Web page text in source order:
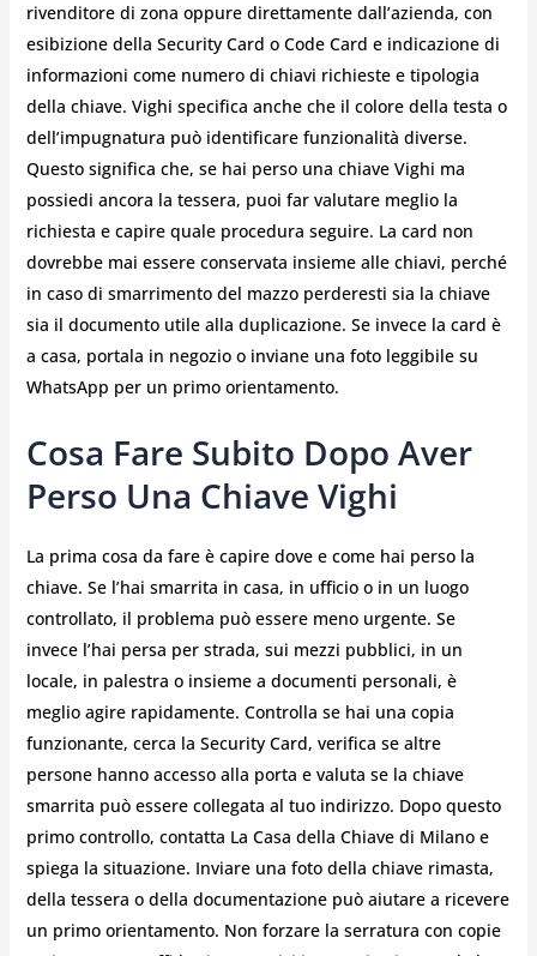
rivenditore di zona oppure direttamente dall’azienda, con
esibizione della Security Card o Code Card e indicazione di
informazioni come numero di chiavi richieste e tipologia
della chiave. Vighi specifica anche che il colore della testa o
dell’impugnatura può identificare funzionalità diverse.
Questo significa che, se hai perso una chiave Vighi ma
possiedi ancora la tessera, puoi far valutare meglio la
richiesta e capire quale procedura seguire. La card non
dovrebbe mai essere conservata insieme alle chiavi, perché
in caso di smarrimento del mazzo perderesti sia la chiave
sia il documento utile alla duplicazione. Se invece la card è
a casa, portala in negozio o inviane una foto leggibile su
WhatsApp per un primo orientamento.
Cosa Fare Subito Dopo Aver
Perso Una Chiave Vighi
La prima cosa da fare è capire dove e come hai perso la
chiave. Se l’hai smarrita in casa, in ufficio o in un luogo
controllato, il problema può essere meno urgente. Se
invece l’hai persa per strada, sui mezzi pubblici, in un
locale, in palestra o insieme a documenti personali, è
meglio agire rapidamente. Controlla se hai una copia
funzionante, cerca la Security Card, verifica se altre
persone hanno accesso alla porta e valuta se la chiave
smarrita può essere collegata al tuo indirizzo. Dopo questo
primo controllo, contatta La Casa della Chiave di Milano e
spiega la situazione. Inviare una foto della chiave rimasta,
della tessera o della documentazione può aiutare a ricevere
un primo orientamento. Non forzare la serratura con copie